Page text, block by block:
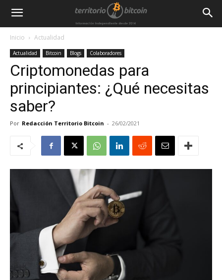
Inicio Actualidad
Actualidad Bitcoin Blogs Colaboradores
Criptomonedas para
principiantes: ¿Qué necesitas
saber?
Por Redacción Territorio Bitcoin - 26/02/2021